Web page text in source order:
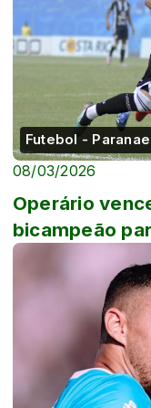
Futebol -
08/03/2026
Operário
bicampeão